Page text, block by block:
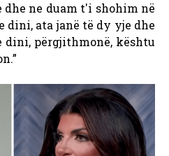
dhe ne duam t'i shohim në
dini, ata janë të dy yje dhe
dini, përgjithmonë, kështu